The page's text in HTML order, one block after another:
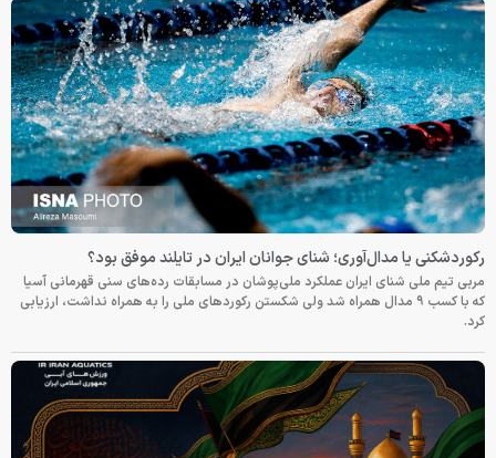
رکوردشکنی یا مدال‌آوری؛ شنای جوانان ایران در تایلند موفق بود؟
مربی تیم ملی شنای ایران عملکرد ملی‌پوشان در مسابقات رده‌های سنی قهرمانی آسیا
که با کسب ۹ مدال همراه شد ولی شکستن رکوردهای ملی را به همراه نداشت، ارزیابی
کرد.